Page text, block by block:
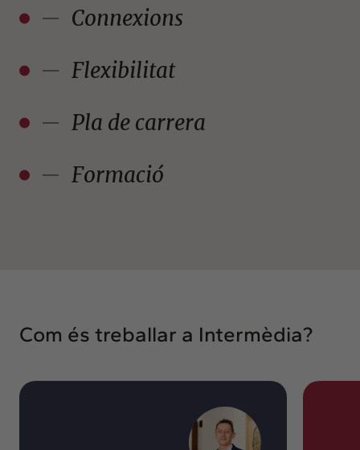
Connexions
Flexibilitat
Pla de carrera
Formació
Com és treballar a Intermèdia?